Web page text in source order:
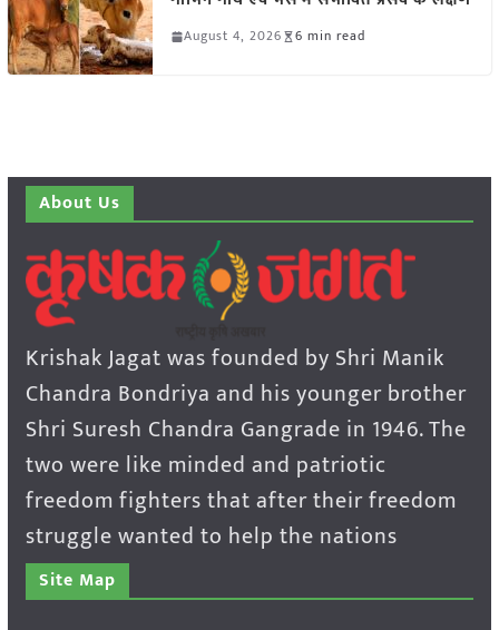
August 4, 2026 6 min read
About Us
Krishak Jagat was founded by Shri Manik
Chandra Bondriya and his younger brother
Shri Suresh Chandra Gangrade in 1946. The
two were like minded and patriotic
freedom fighters that after their freedom
struggle wanted to help the nations
Site Map